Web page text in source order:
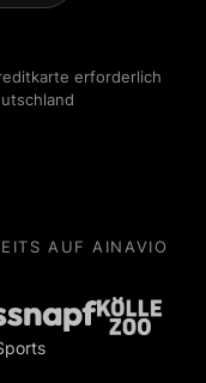
erforderlich
AUF AINAVIO